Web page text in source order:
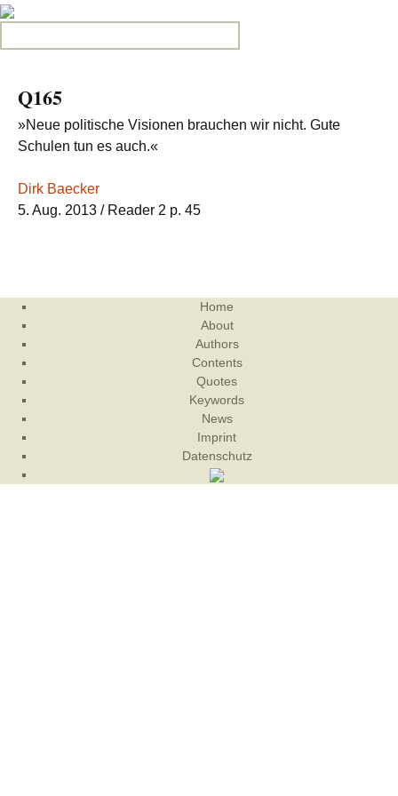
Q165
»Neue politische Visionen brauchen wir nicht. Gute
Schulen tun es auch.«
Dirk Baecker
5. Aug. 2013 / Reader 2 p. 45
Home
About
Authors
Contents
Quotes
Keywords
News
Imprint
Datenschutz